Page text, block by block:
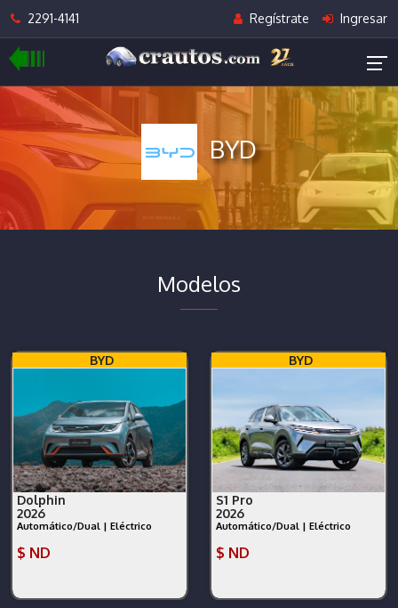
2291-4141 Regístrate Ingresar
BYD
Modelos
BYD
Dolphin
2026
Automático/Dual | Eléctrico
$ ND
BYD
S1 Pro
2026
Automático/Dual | Eléctrico
$ ND